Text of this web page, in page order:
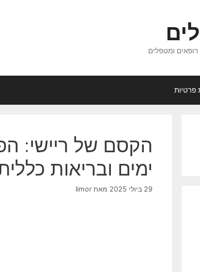
רופאים ומטפלים
פרטיות
הקסם של ריישי:
ימים ובריאות
29 ביולי 2025 מאת limor